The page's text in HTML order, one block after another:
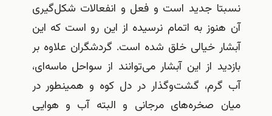
نسبتا جدید است و فعل و انفعالات شکل‌گیری
آن هنوز به اتمام نرسیده از این رو است که این
آبشار خیالی خلق شده است. گردشگران علاوه بر
بازدید از این آبشار می‌توانند از سواحل ماسه‌ای،
آب گرم، گشت‌و‌گذار در دل کوه و همینطور در
میان صخره‌های مرجانی و البته آب و هوایی